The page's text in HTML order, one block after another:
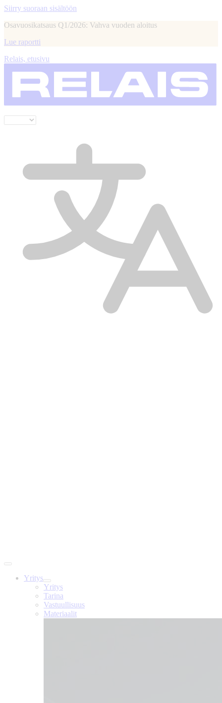
Siirry suoraan sisältöön
Osavuosikatsaus Q1/2026: Vahva vuoden aloitus
Lue raportti
Relais, etusivu
Yritys
Yritys
Tarina
Vastuullisuus
Materiaalit